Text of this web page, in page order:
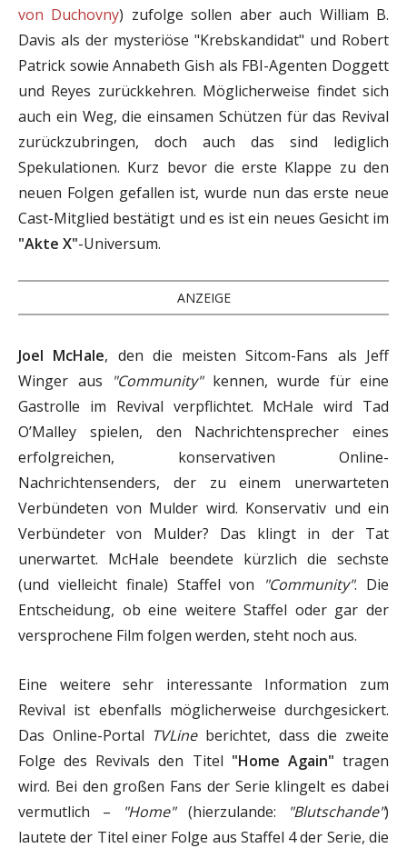
von Duchovny) zufolge sollen aber auch William B.
Davis als der mysteriöse "Krebskandidat" und Robert
Patrick sowie Annabeth Gish als FBI-Agenten Doggett
und Reyes zurückkehren. Möglicherweise findet sich
auch ein Weg, die einsamen Schützen für das Revival
zurückzubringen, doch auch das sind lediglich
Spekulationen. Kurz bevor die erste Klappe zu den
neuen Folgen gefallen ist, wurde nun das erste neue
Cast-Mitglied bestätigt und es ist ein neues Gesicht im
"Akte X"-Universum.
ANZEIGE
Joel McHale, den die meisten Sitcom-Fans als Jeff
Winger aus
"Community"kennen, wurde für eine
Gastrolle im Revival verpflichtet. McHale wird Tad
O’Malley spielen, den Nachrichtensprecher eines
erfolgreichen, konservativen Online-
Nachrichtensenders, der zu einem unerwarteten
Verbündeten von Mulder wird. Konservativ und ein
Verbündeter von Mulder? Das klingt in der Tat
unerwartet. McHale beendete kürzlich die sechste
(und vielleicht finale) Staffel von
"Community". Die
Entscheidung, ob eine weitere Staffel oder gar der
versprochene Film folgen werden, steht noch aus.
Eine weitere sehr interessante Information zum
Revival ist ebenfalls möglicherweise durchgesickert.
Das Online-Portal TVLineberichtet, dass die zweite
Folge des Revivals den Titel "Home Again" tragen
wird. Bei den großen Fans der Serie klingelt es dabei
vermutlich –
"Home"(hierzulande: "Blutschande")
lautete der Titel einer Folge aus Staffel 4 der Serie, die